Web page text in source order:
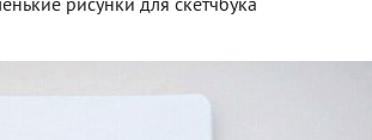
рисунки для скетчбука